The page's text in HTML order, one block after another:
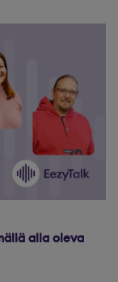
alla oleva